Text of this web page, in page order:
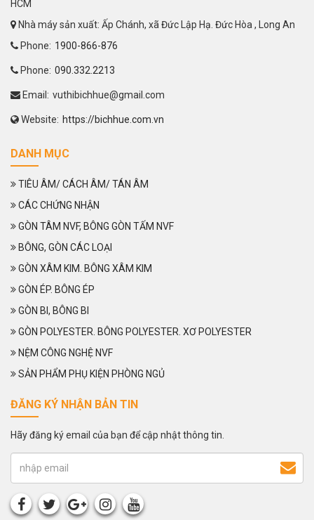
HCM
Nhà máy sản xuất: Ấp Chánh, xã Đức Lập Hạ. Đức Hòa , Long An
Phone: 1900-866-876
Phone: 090.332.2213
Email: vuthibichhue@gmail.com
Website: https://bichhue.com.vn
DANH MỤC
TIÊU ÂM/ CÁCH ÂM/ TÁN ÂM
CÁC CHỨNG NHẬN
GÒN TÂM NVF, BÔNG GÒN TẤM NVF
BÔNG, GÒN CÁC LOẠI
GÒN XÂM KIM. BÔNG XÂM KIM
GÒN ÉP. BÔNG ÉP
GÒN BI, BÔNG BI
GÒN POLYESTER. BÔNG POLYESTER. XƠ POLYESTER
NỆM CÔNG NGHỆ NVF
SẢN PHẨM PHỤ KIỆN PHÒNG NGỦ
ĐĂNG KÝ NHẬN BẢN TIN
Hãy đăng ký email của bạn để cập nhật thông tin.